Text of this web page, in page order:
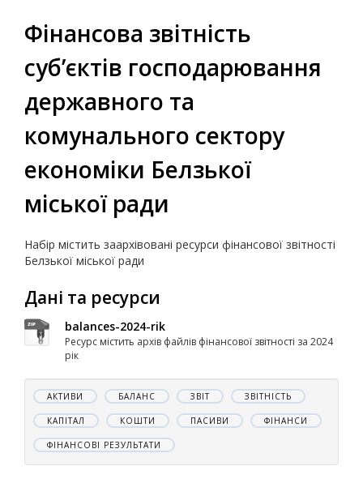
Фінансова звітність
суб’єктів господарювання
державного та
комунального сектору
економіки Белзької
міської ради
Набір містить заархівовані ресурси фінансової звітності
Белзької міської ради
Дані та ресурси
balances-2024-rik
Ресурс містить архів файлів фінансової звітності за 2024
рік
АКТИВИ БАЛАНС ЗВІТ ЗВІТНІСТЬ
КАПІТАЛ КОШТИ ПАСИВИ ФІНАНСИ
ФІНАНСОВІ РЕЗУЛЬТАТИ